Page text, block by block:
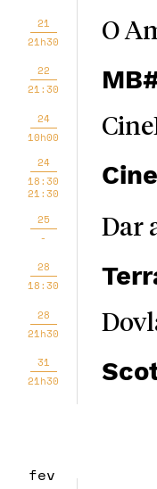
21
21h30
O
22
21:30
24
10h00
24
18:30
21:30
25
-
Dar
28
18:30
28
21h30
31
21h30
fev